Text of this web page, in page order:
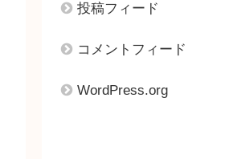
投稿フィード
コメントフィード
WordPress.org